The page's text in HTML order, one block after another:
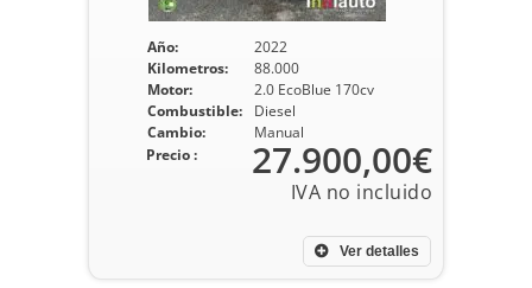
Año:
2022
Kilometros:
88.000
Motor:
2.0 EcoBlue 170cv
Combustible:
Diesel
Cambio:
Manual
Ver detalles
Precio : 27.900,00€